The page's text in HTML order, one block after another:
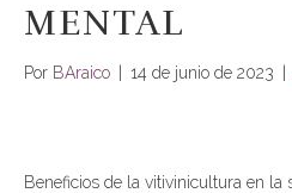
MENTAL
Por BAraico 14 de junio de 2023
Beneficios de la vitivinicultura en la